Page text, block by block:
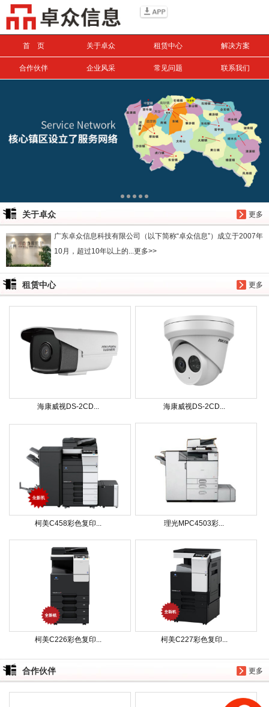
首 页 关于卓众 租赁中心 解决方案
合作伙伴 企业风采 常见问题 联系我们
更多
关于卓众
广东卓众信息科技有限公司（以下简称“卓众信息”）成立于2007年
10月，超过10年以上的...更多>>
更多
租赁中心
海康威视DS-2CD... 海康威视DS-2CD...
柯美C458彩色复印... 理光MPC4503彩...
柯美C226彩色复印... 柯美C227彩色复印...
更多
合作伙伴
搜索